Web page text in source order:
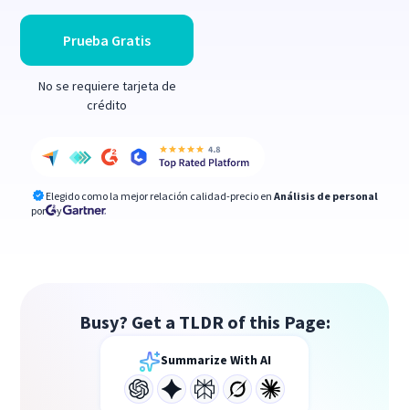
Prueba Gratis
No se requiere tarjeta de
crédito
Elegido como la mejor relación calidad-precio en Análisis de personal
por
y
Busy? Get a TLDR of this Page:
Summarize With AI